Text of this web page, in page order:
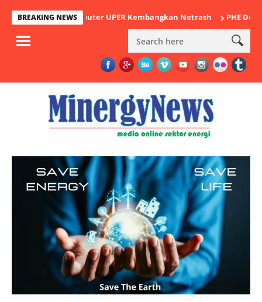
BREAKING NEWS
Ilmu Komputer UPER Kembangkan Netrash PHE Dorong